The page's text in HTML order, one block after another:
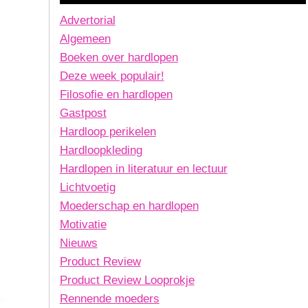
Advertorial
Algemeen
Boeken over hardlopen
Deze week populair!
Filosofie en hardlopen
Gastpost
Hardloop perikelen
Hardloopkleding
Hardlopen in literatuur en lectuur
Lichtvoetig
Moederschap en hardlopen
Motivatie
Nieuws
Product Review
Product Review Looprokje
Rennende moeders